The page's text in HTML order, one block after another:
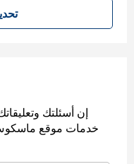
تحديث الصفحة
إن أسئلتك
خدمات موقع ماسكوس.